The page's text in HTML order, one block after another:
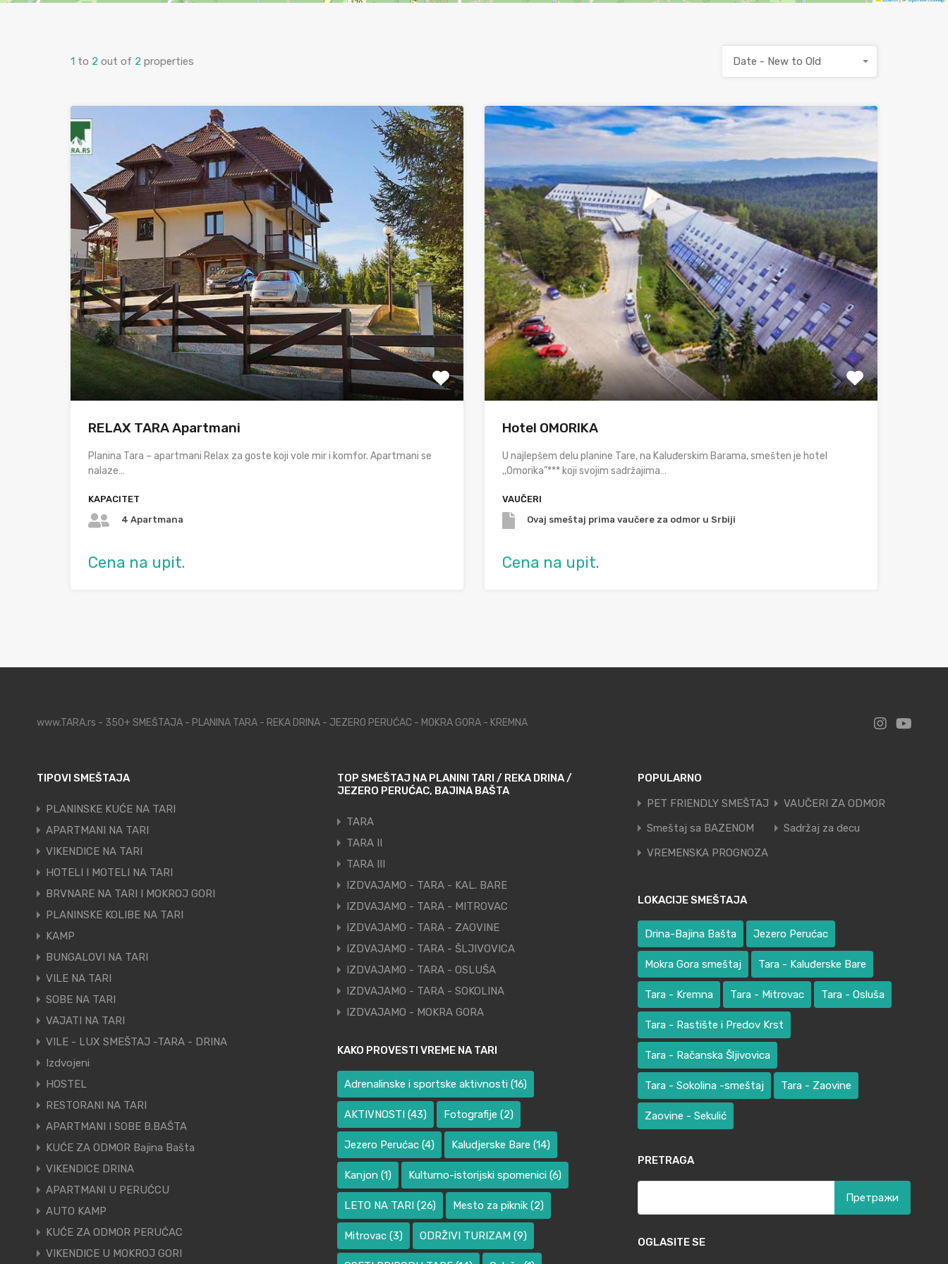
1 to 2 out of 2 properties Date - New to Old
RELAX TARA Apartmani
Planina Tara – apartmani Relax za goste koji vole mir i komfor. Apartmani se
nalaze…
KAPACITET
4 Apartmana
Cena na upit.
Hotel OMORIKA
U najlepšem delu planine Tare, na Kaluđerskim Barama, smešten je hotel
,,Omorika”*** koji svojim sadržajima…
VAUČERI
Ovaj smeštaj prima vaučere za odmor u Srbiji
Cena na upit.
www.TARA.rs - 350+ SMEŠTAJA - PLANINA TARA - REKA DRINA - JEZERO PERUĆAC - MOKRA GORA - KREMNA
TIPOVI SMEŠTAJA
PLANINSKE KUĆE NA TARI
APARTMANI NA TARI
VIKENDICE NA TARI
HOTELI I MOTELI NA TARI
BRVNARE NA TARI I MOKROJ GORI
PLANINSKE KOLIBE NA TARI
KAMP
BUNGALOVI NA TARI
VILE NA TARI
SOBE NA TARI
VAJATI NA TARI
VILE - LUX SMEŠTAJ -TARA - DRINA
Izdvojeni
HOSTEL
RESTORANI NA TARI
APARTMANI I SOBE B.BAŠTA
KUĆE ZA ODMOR Bajina Bašta
VIKENDICE DRINA
APARTMANI U PERUĆCU
AUTO KAMP
KUĆE ZA ODMOR PERUĆAC
VIKENDICE U MOKROJ GORI
TOP SMEŠTAJ NA PLANINI TARI / REKA DRINA /
JEZERO PERUĆAC, BAJINA BAŠTA
TARA
TARA II
TARA III
IZDVAJAMO - TARA - KAL. BARE
IZDVAJAMO - TARA - MITROVAC
IZDVAJAMO - TARA - ZAOVINE
IZDVAJAMO - TARA - ŠLJIVOVICA
IZDVAJAMO - TARA - OSLUŠA
IZDVAJAMO - TARA - SOKOLINA
IZDVAJAMO - MOKRA GORA
KAKO PROVESTI VREME NA TARI
Adrenalinske i sportske aktivnosti (16)
AKTIVNOSTI (43) Fotografije (2)
Jezero Perućac (4) Kaludjerske Bare (14)
Kanjon (1) Kulturno-istorijski spomenici (6)
LETO NA TARI (26) Mesto za piknik (2)
Mitrovac (3) ODRŽIVI TURIZAM (9)
POPULARNO
PET FRIENDLY SMEŠTAJ
VAUČERI ZA ODMOR
Smeštaj sa BAZENOM
Sadržaj za decu
VREMENSKA PROGNOZA
LOKACIJE SMEŠTAJA
Drina-Bajina Bašta Jezero Perućac
Mokra Gora smeštaj Tara - Kaluđerske Bare
Tara - Kremna Tara - Mitrovac Tara - Osluša
Tara - Rastište i Predov Krst
Tara - Račanska Šljivovica
Tara - Sokolina -smeštaj Tara - Zaovine
Zaovine - Sekulić
PRETRAGA
за:
OGLASITE SE